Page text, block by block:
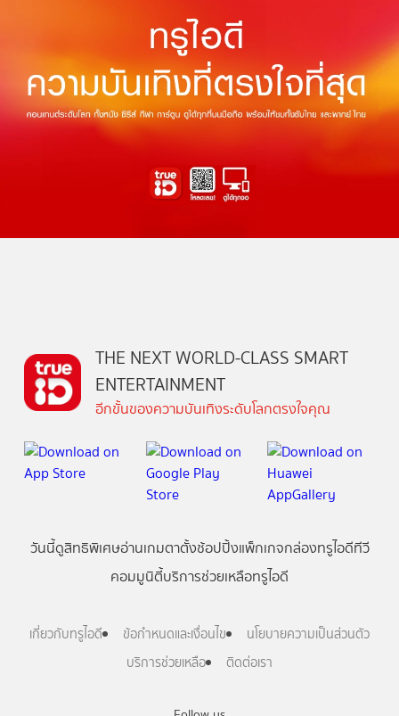
THE NEXT WORLD-CLASS SMART
ENTERTAINMENT
อีกขั้นของความบันเทิงระดับโลกตรงใจคุณ
วันนี้ดูสิทธิพิเศษอ่านเกมตาตั้งช้อปปิ้งแพ็กเกจกล่องทรูไอดีทีวี
คอมมูนิตี้บริการช่วยเหลือทรูไอดี
เกี่ยวกับทรูไอดี ข้อกำหนดและเงื่อนไข
นโยบายความเป็นส่วนตัว
บริการช่วยเหลือ
ติดต่อเรา